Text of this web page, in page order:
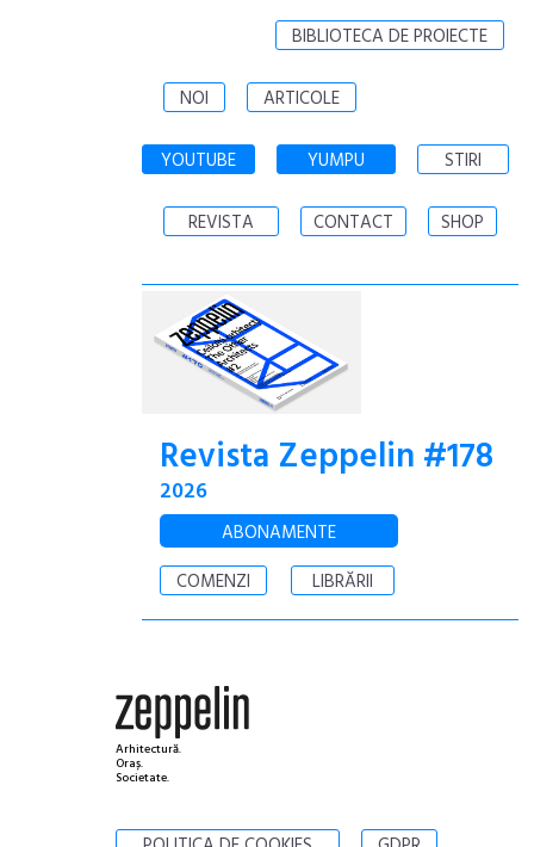
BIBLIOTECA DE PROIECTE
NOI ARTICOLE
YOUTUBE YUMPU STIRI
REVISTA CONTACT SHOP
Revista Zeppelin #178
2026
ABONAMENTE
COMENZI
LIBRĂRII
Arhitectură.
Oraș.
Societate.